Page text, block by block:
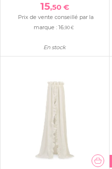
15,50 €
Prix de vente conseillé par la
marque : 16,90 €
En stock